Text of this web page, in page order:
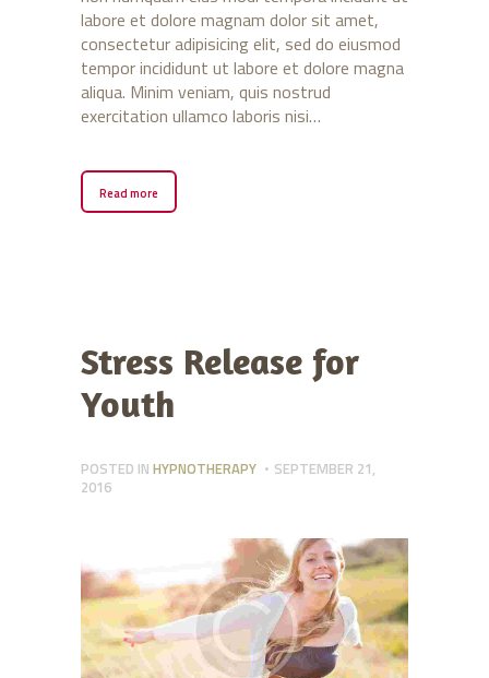
labore et dolore magnam dolor sit amet,
consectetur adipisicing elit, sed do eiusmod
tempor incididunt ut labore et dolore magna
aliqua. Minim veniam, quis nostrud
exercitation ullamco laboris nisi…
Read more
Stress Release for
Youth
POSTED IN HYPNOTHERAPY
SEPTEMBER 21,
2016